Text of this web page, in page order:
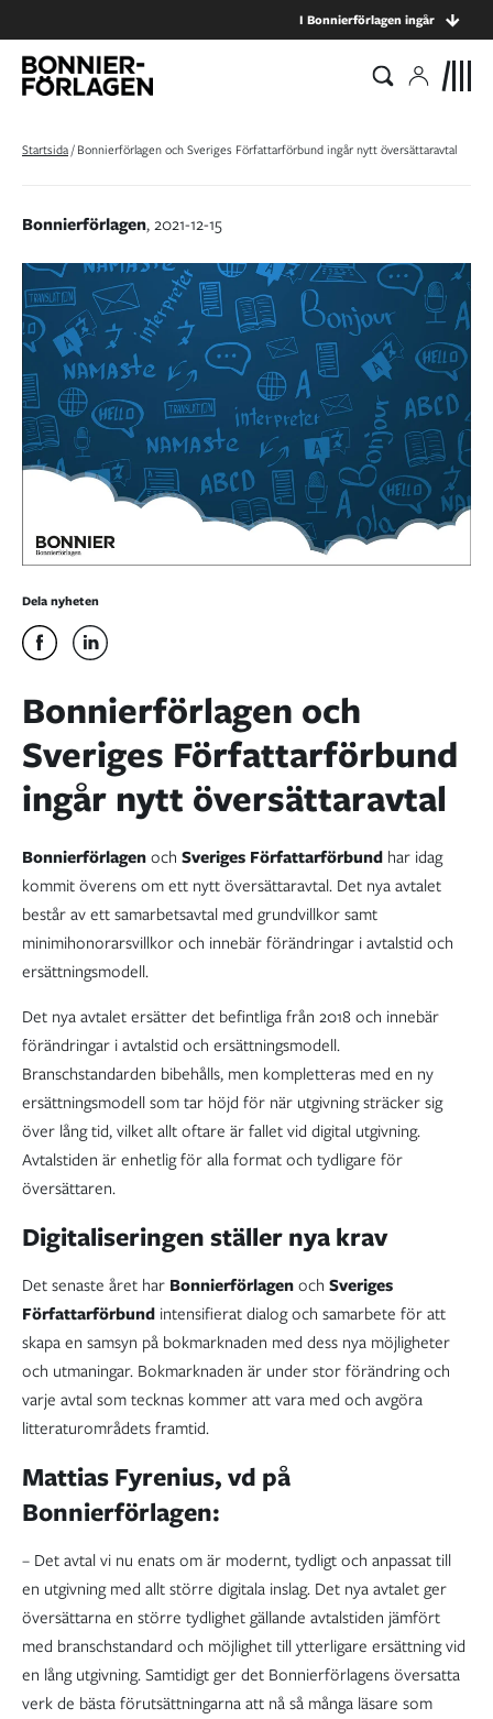
I Bonnierförlagen ingår
Startsida/Bonnierförlagen och Sveriges Författarförbund ingår nytt översättaravtal
Bonnierförlagen, 2021-12-15
Dela nyheten
Bonnierförlagen och
Sveriges Författarförbund
ingår nytt översättaravtal
Bonnierförlagenoch Sveriges Författarförbund har idag
kommit överens om ett nytt översättaravtal. Det nya avtalet
består av ett samarbetsavtal med grundvillkor samt
minimihonorarsvillkor och innebär förändringar i avtalstid och
ersättningsmodell.
Det nya avtalet ersätter det befintliga från 2018 och innebär
förändringar i avtalstid och ersättningsmodell.
Branschstandarden bibehålls, men kompletteras med en ny
ersättningsmodell som tar höjd för när utgivning sträcker sig
över lång tid, vilket allt oftare är fallet vid digital utgivning.
Avtalstiden är enhetlig för alla format och tydligare för
översättaren.
Digitaliseringen ställer nya krav
Det senaste året har Bonnierförlagenoch Sveriges
Författarförbund intensifierat dialog och samarbete för att
skapa en samsyn på bokmarknaden med dess nya möjligheter
och utmaningar. Bokmarknaden är under stor förändring och
varje avtal som tecknas kommer att vara med och avgöra
litteraturområdets framtid.
Mattias Fyrenius, vd på
Bonnierförlagen:
– Det avtal vi nu enats om är modernt, tydligt och anpassat till
en utgivning med allt större digitala inslag. Det nya avtalet ger
översättarna en större tydlighet gällande avtalstiden jämfört
med branschstandard och möjlighet till ytterligare ersättning vid
en lång utgivning. Samtidigt ger det Bonnierförlagens översatta
verk de bästa förutsättningarna att nå så många läsare som